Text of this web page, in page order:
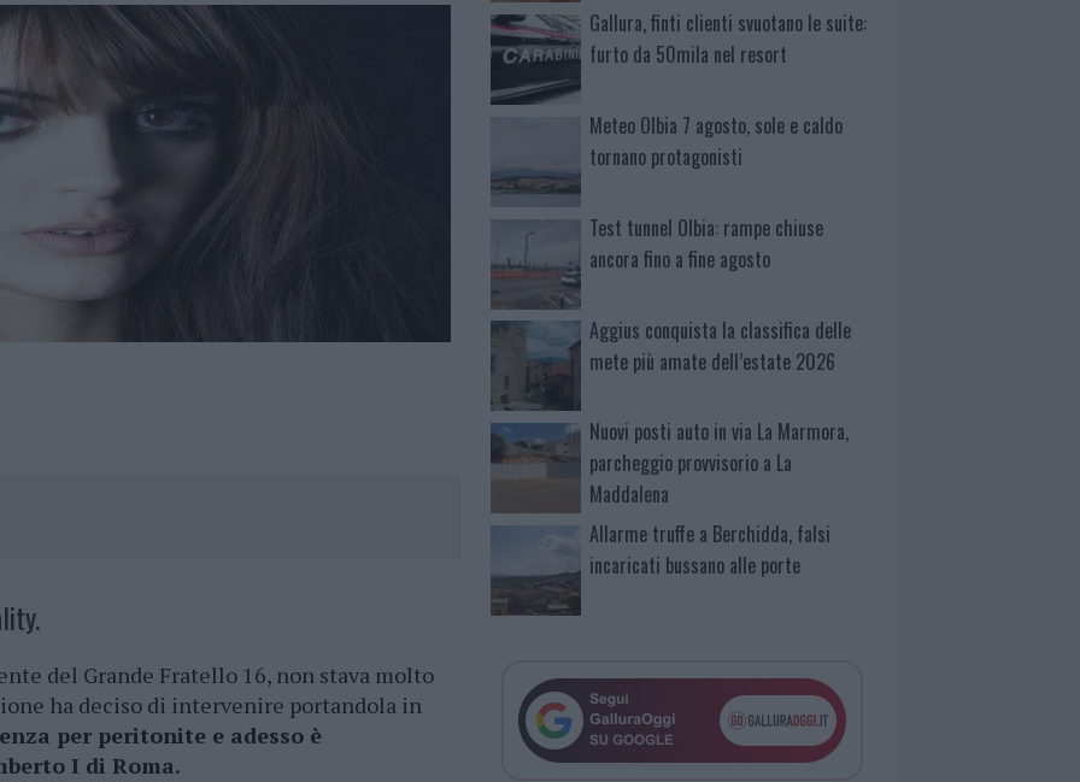
del Grande Fratello 16, non stava molto
ha deciso di intervenire portandola in
per peritonite e adesso è
I di Roma.
Gallura, finti clienti svuotano le suite:
furto da 50mila nel resort
Meteo Olbia 7 agosto, sole e caldo
tornano protagonisti
Test tunnel Olbia: rampe chiuse
ancora fino a fine agosto
Aggius conquista la classifica delle
mete più amate dell’estate 2026
Nuovi posti auto in via La Marmora,
parcheggio provvisorio a La
Maddalena
Allarme truffe a Berchidda, falsi
incaricati bussano alle porte